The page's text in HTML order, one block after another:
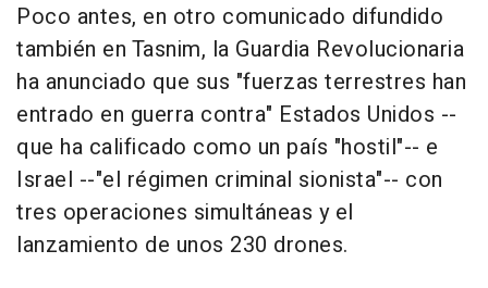
Poco antes, en otro comunicado difundido
también en Tasnim, la Guardia Revolucionaria
ha anunciado que sus "fuerzas terrestres han
entrado en guerra contra" Estados Unidos --
que ha calificado como un país "hostil"-- e
Israel --"el régimen criminal sionista"-- con
tres operaciones simultáneas y el
lanzamiento de unos 230 drones.